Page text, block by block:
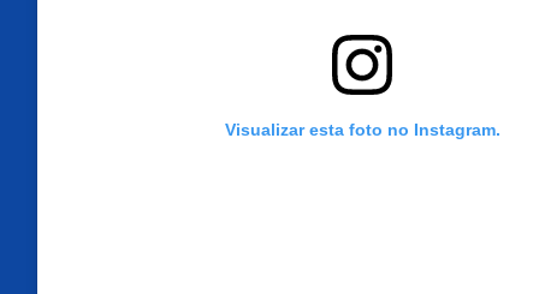
Visualizar esta foto no Instagram.